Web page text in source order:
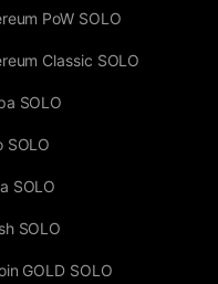
PoW SOLO
Classic SOLO
SOLO
SOLO
SOLO
SOLO
GOLD SOLO